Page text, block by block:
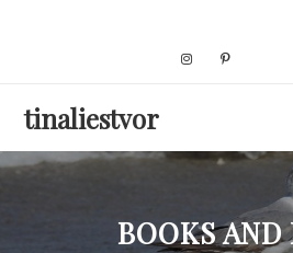
tinaliestvor
BOOKS AND